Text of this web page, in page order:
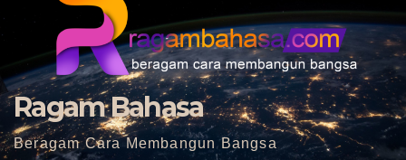
Ragam Bahasa
Beragam Cara Membangun Bangsa